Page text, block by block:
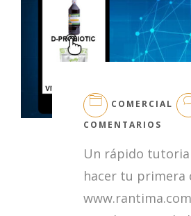
COMERCIAL
COMENTARIOS
Un rápido
hacer tu primera